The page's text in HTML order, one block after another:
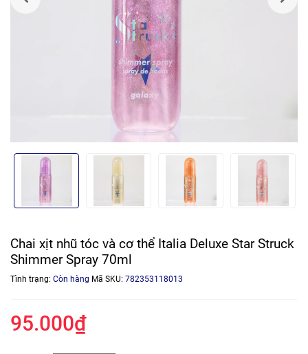
Chai xịt nhũ tóc và cơ thể Italia Deluxe Star Struck
Shimmer Spray 70ml
Tình trạng: Còn hàng Mã SKU: 782353118013
95.000₫